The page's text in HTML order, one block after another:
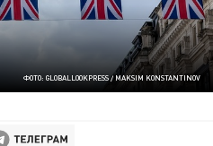
ФОТО: GLOBALLOOKPRESS / MAKSIM KONSTANTINOV